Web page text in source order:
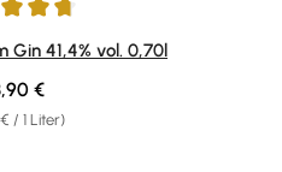
von 4.71 von 5 Sternen
Gin 41,4% vol. 0,70l
/ 1 Liter)
Preis:
€